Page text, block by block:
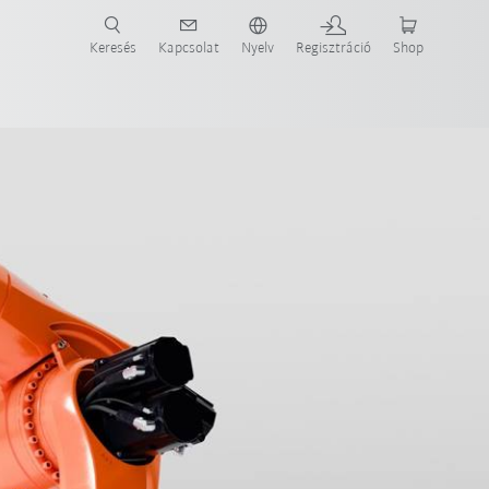
Keresés Kapcsolat Nyelv Regisztráció Shop